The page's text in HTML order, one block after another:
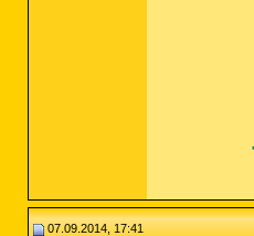
07.09.2014, 17:41